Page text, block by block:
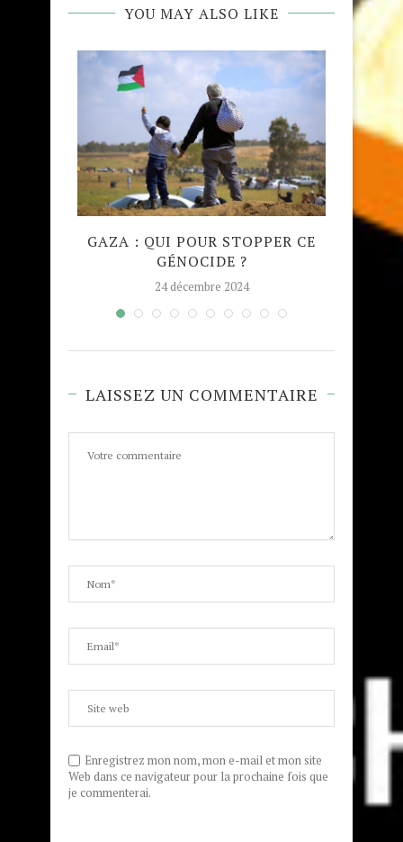
YOU MAY ALSO LIKE
GAZA : QUI POUR STOPPER CE
GÉNOCIDE ?
24 décembre 2024
LAISSEZ UN COMMENTAIRE
Enregistrez mon nom, mon e-mail et mon site
Web dans ce navigateur pour la prochaine fois que
je commenterai.